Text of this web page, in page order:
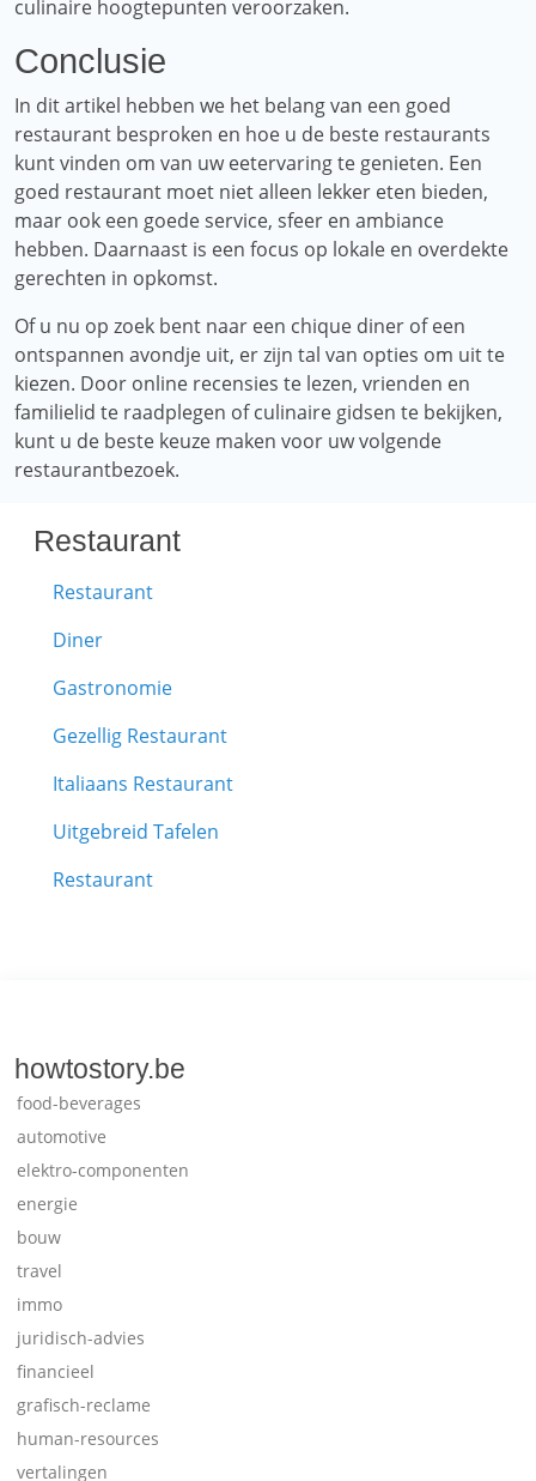
culinaire hoogtepunten veroorzaken.
Conclusie
In dit artikel hebben we het belang van een goed
restaurant besproken en hoe u de beste restaurants
kunt vinden om van uw eetervaring te genieten. Een
goed restaurant moet niet alleen lekker eten bieden,
maar ook een goede service, sfeer en ambiance
hebben. Daarnaast is een focus op lokale en overdekte
gerechten in opkomst.
Of u nu op zoek bent naar een chique diner of een
ontspannen avondje uit, er zijn tal van opties om uit te
kiezen. Door online recensies te lezen, vrienden en
familielid te raadplegen of culinaire gidsen te bekijken,
kunt u de beste keuze maken voor uw volgende
restaurantbezoek.
Restaurant
Restaurant
Diner
Gastronomie
Gezellig Restaurant
Italiaans Restaurant
Uitgebreid Tafelen
Restaurant
howtostory.be
food-beverages
automotive
elektro-componenten
energie
bouw
travel
immo
juridisch-advies
financieel
grafisch-reclame
human-resources
vertalingen